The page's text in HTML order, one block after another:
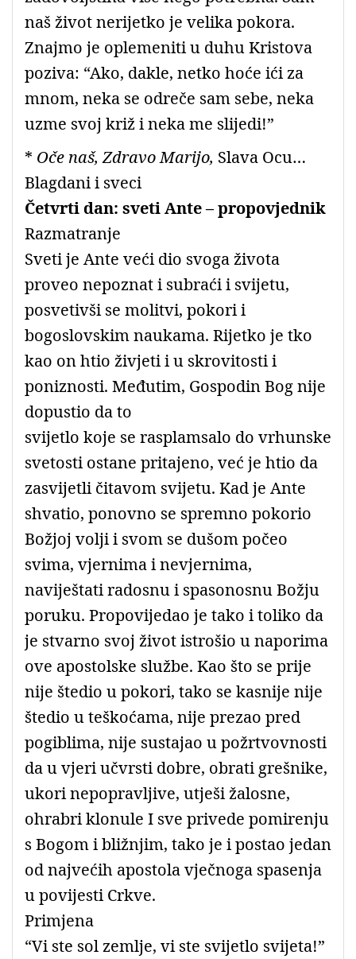
naš život nerijetko je velika pokora.
Znajmo je oplemeniti u duhu Kristova
poziva: “Ako, dakle, netko hoće ići za
mnom, neka se odreče sam sebe, neka
uzme svoj križ i neka me slijedi!”
* Oče naš, Zdravo Marijo, Slava Ocu…
Blagdani i sveci
Četvrti dan: sveti Ante – propovjednik
Razmatranje
Sveti je Ante veći dio svoga života
proveo nepoznat i subraći i svijetu,
posvetivši se molitvi, pokori i
bogoslovskim naukama. Rijetko je tko
kao on htio živjeti i u skrovitosti i
poniznosti. Međutim, Gospodin Bog nije
dopustio da to
svijetlo koje se rasplamsalo do vrhunske
svetosti ostane pritajeno, već je htio da
zasvijetli čitavom svijetu. Kad je Ante
shvatio, ponovno se spremno pokorio
Božjoj volji i svom se dušom počeo
svima, vjernima i nevjernima,
naviještati radosnu i spasonosnu Božju
poruku. Propovijedao je tako i toliko da
je stvarno svoj život istrošio u naporima
ove apostolske službe. Kao što se prije
nije štedio u pokori, tako se kasnije nije
štedio u teškoćama, nije prezao pred
pogiblima, nije sustajao u požrtvovnosti
da u vjeri učvrsti dobre, obrati grešnike,
ukori nepopravljive, utješi žalosne,
ohrabri klonule I sve privede pomirenju
s Bogom i bližnjim, tako je i postao jedan
od najvećih apostola vječnoga spasenja
u povijesti Crkve.
Primjena
“Vi ste sol zemlje, vi ste svijetlo svijeta!”